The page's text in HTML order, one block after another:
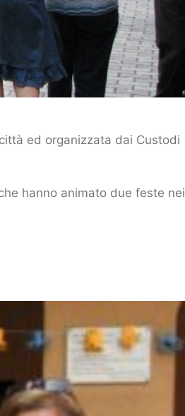
ed organizzata dai Custodi
hanno animato due feste nei